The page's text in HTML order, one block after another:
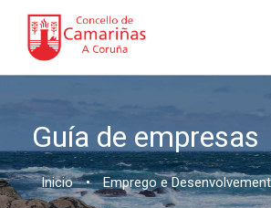
Guía de empresas
Inicio • Emprego e